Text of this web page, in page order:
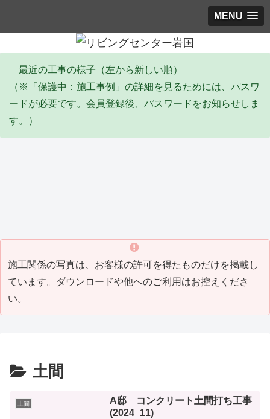
MENU
最近の工事の様子（左から新しい順）
（※「保護中：施工事例」の詳細を見るためには、パスワ
ードが必要です。会員登録後、パスワードをお知らせしま
す。）
施工関係の写真は、お客様の許可を得たものだけを掲載し
ています。ダウンロードや他へのご利用はお控えくださ
い。
土間
土間
A邸 コンクリート土間打ち工事
(2024_11)